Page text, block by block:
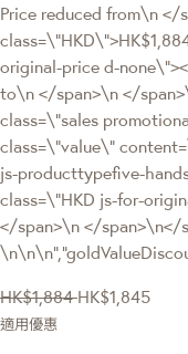
Price reduced from\n </
original-price d-
to\n </span>\n </
class=\"sales
class=\"value\"
js-producttypefive-
class=\"HKD js-for-
</span>\n </
HK$1,884 HK$1,845
適用優惠